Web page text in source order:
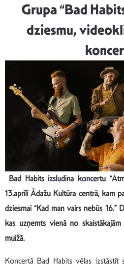
Grupa “Bad
dziesmu,
Bad Habits izsludina koncertu
13.aprīlī Ādažu Kultūra centrā, kam
dziesmai “Kad man vairs nebūs 16.”
kas uzņemts vienā no
muižā.
Koncertā Bad Habits vēlas izstāstīt